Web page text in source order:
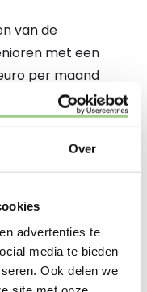
Over
advertenties te
media te bieden
Ook delen we
van de
met een
per maand
te betalen. Hoewel
een welkome
voor iedereen
gaan er
tussen de 1.000